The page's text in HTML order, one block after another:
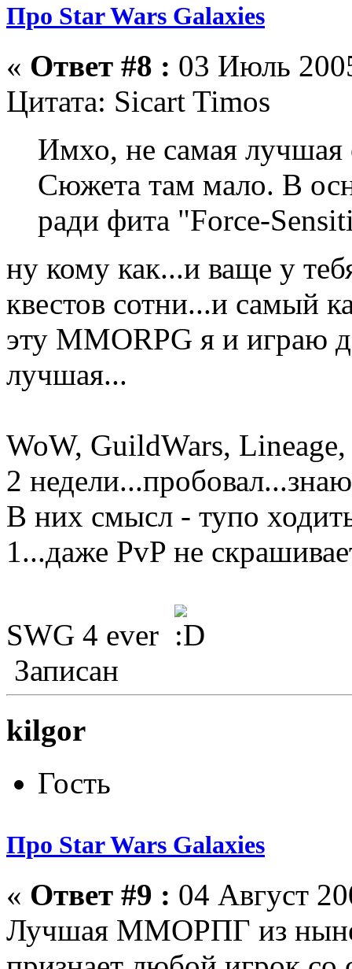
Про Star Wars Galaxies
« Ответ #8 : 03 Июль
Цитата: Sicart Timos
Имхо, не самая лучшая
Сюжета там мало. В
ради фита "Force-
ну кому как...и ваще у
квестов сотни...и самый
эту MMORPG я и играю
лучшая...
WoW, GuildWars,
2
В них смысл - тупо
1...даже PvP не
SWG 4 ever
Записан
kilgor
Гость
Про Star Wars Galaxies
« Ответ #9 : 04 Август
Лучшая ММОРПГ из